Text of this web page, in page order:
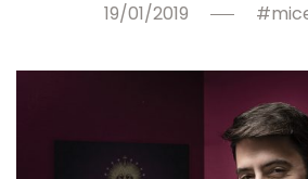
19/01/2019